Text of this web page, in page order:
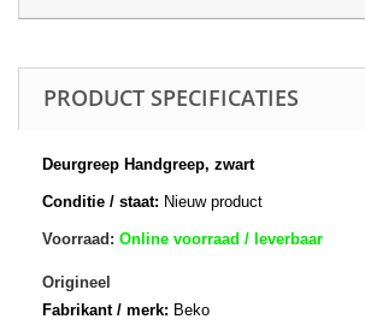
PRODUCT SPECIFICATIES
Deurgreep Handgreep, zwart
Conditie / staat: Nieuw product
Voorraad: Online voorraad / leverbaar
Origineel
Fabrikant / merk: Beko